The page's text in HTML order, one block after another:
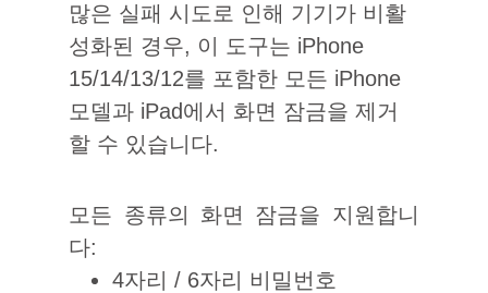
많은 실패 시도로 인해 기기가 비활
성화된 경우, 이 도구는 iPhone
15/14/13/12를 포함한 모든 iPhone
모델과 iPad에서 화면 잠금을 제거
할 수 있습니다.
모든 종류의 화면 잠금을 지원합니
다:
4자리 / 6자리 비밀번호